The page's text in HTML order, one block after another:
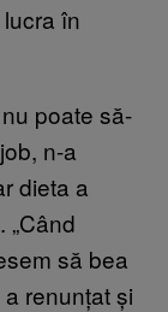
în
poate să-
n-a
dieta a
„Când
să bea
renunțat și